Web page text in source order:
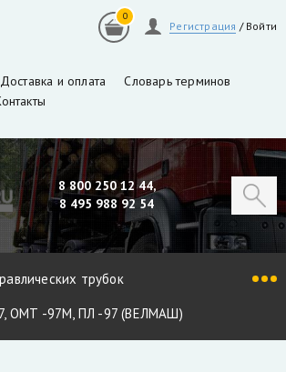
Регистрация / Войти
0
Доставка и оплата
Словарь терминов
8 800 250 12 44,
8 495 988 92 54
трубок
ОМТ -97М, ПЛ -97 (ВЕЛМАШ)